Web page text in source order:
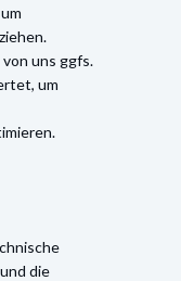
uns ggfs.
um
die